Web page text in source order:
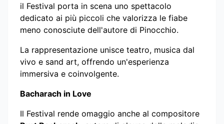
il Festival porta in scena uno spettacolo
dedicato ai più piccoli che valorizza le fiabe
meno conosciute dell'autore di Pinocchio.
La rappresentazione unisce teatro, musica dal
vivo e sand art, offrendo un'esperienza
immersiva e coinvolgente.
Bacharach in Love
Il Festival rende omaggio anche al compositore